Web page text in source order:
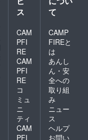
ス
CAM
PFI
RE
CAM
PFI
RE
コ
ミュ
ニ
ティ
CAM
PFI
て
CAMP
FIREと
は
あんし
ん・安
全への
取り組
み
ニュー
ス
ヘルプ
お問い